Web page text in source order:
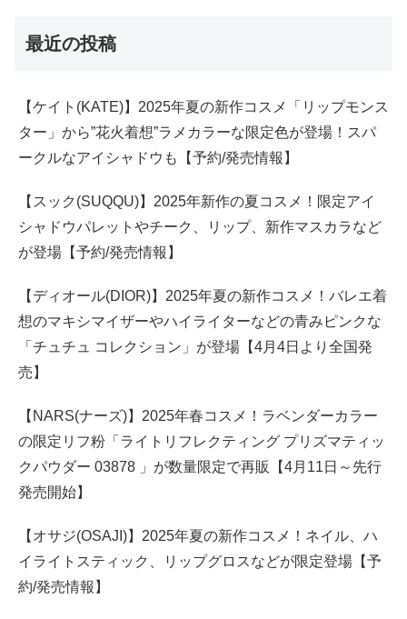
最近の投稿
【ケイト(KATE)】2025年夏の新作コスメ「リップモンス
ター」から”花火着想”ラメカラーな限定色が登場！スパ
ークルなアイシャドウも【予約/発売情報】
【スック(SUQQU)】2025年新作の夏コスメ！限定アイ
シャドウパレットやチーク、リップ、新作マスカラなど
が登場【予約/発売情報】
【ディオール(DIOR)】2025年夏の新作コスメ！バレエ着
想のマキシマイザーやハイライターなどの青みピンクな
「チュチュ コレクション」が登場【4月4日より全国発
売】
【NARS(ナーズ)】2025年春コスメ！ラベンダーカラー
の限定リフ粉「ライトリフレクティング プリズマティッ
クパウダー 03878 」が数量限定で再販【4月11日～先行
発売開始】
【オサジ(OSAJI)】2025年夏の新作コスメ！ネイル、ハ
イライトスティック、リップグロスなどが限定登場【予
約/発売情報】